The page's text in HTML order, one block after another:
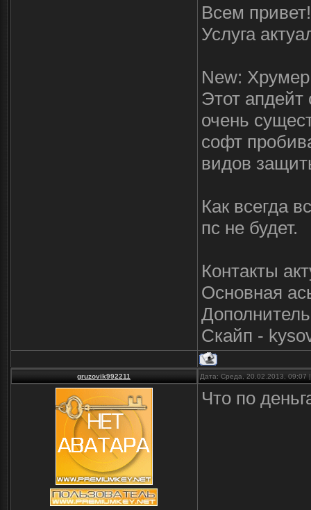
Всем
Услуга
New:
Этот
очень
софт
видов
Как всегда
пс не будет.
Контакты
Основная
Скайп -
gruzovik992211 Дата: Среда, 20.02.2013,
Что по